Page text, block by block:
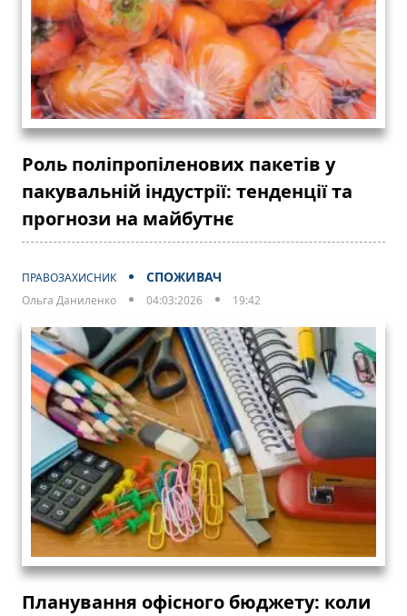
Роль поліпропіленових пакетів у
пакувальній індустрії: тенденції та
прогнози на майбутнє
ПРАВОЗАХИСНИК СПОЖИВАЧ
Ольга Даниленко 04:03:2026 19:42
Планування офісного бюджету: коли